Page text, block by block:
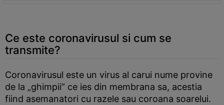
Ce este coronavirusul si cum se
transmite?
Coronavirusul este un virus al carui nume provine
de la „ghimpii” ce ies din membrana sa, acestia
fiind asemanatori cu razele sau coroana soarelui.